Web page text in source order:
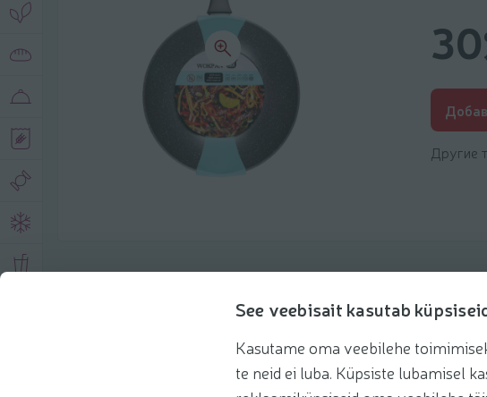
See veebisait kasutab
Kasutame oma veebilehe
te neid ei luba. Küpsiste lubamisel
30
Другие
Рекомендации